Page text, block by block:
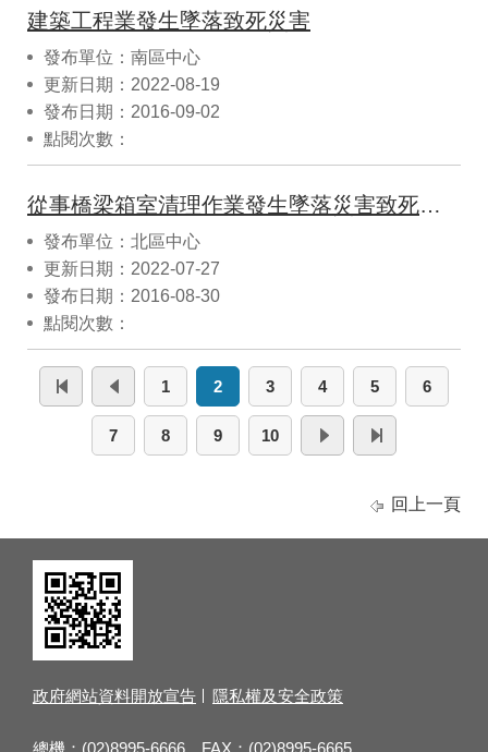
建築工程業發生墜落致死災害
發布單位：南區中心
更新日期：2022-08-19
發布日期：2016-09-02
點閱次數：
從事橋梁箱室清理作業發生墜落災害致死災害
發布單位：北區中心
更新日期：2022-07-27
發布日期：2016-08-30
點閱次數：
1 2 3 4 5 6
7 8 9 10
回上一頁
政府網站資料開放宣告 隱私權及安全政策
總機：(02)8995-6666 FAX：(02)8995-6665